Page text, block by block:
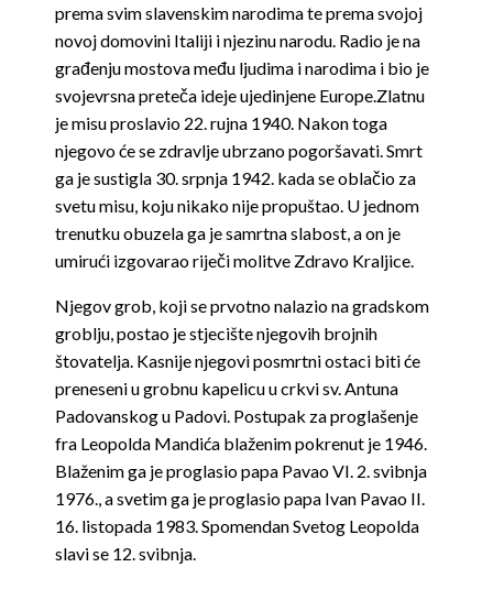
prema svim slavenskim narodima te prema svojoj
novoj domovini Italiji i njezinu narodu. Radio je na
građenju mostova među ljudima i narodima i bio je
svojevrsna preteča ideje ujedinjene Europe.Zlatnu
je misu proslavio 22. rujna 1940. Nakon toga
njegovo će se zdravlje ubrzano pogoršavati. Smrt
ga je sustigla 30. srpnja 1942. kada se oblačio za
svetu misu, koju nikako nije propuštao. U jednom
trenutku obuzela ga je samrtna slabost, a on je
umirući izgovarao riječi molitve Zdravo Kraljice.
Njegov grob, koji se prvotno nalazio na gradskom
groblju, postao je stjecište njegovih brojnih
štovatelja. Kasnije njegovi posmrtni ostaci biti će
preneseni u grobnu kapelicu u crkvi sv. Antuna
Padovanskog u Padovi. Postupak za proglašenje
fra Leopolda Mandića blaženim pokrenut je 1946.
Blaženim ga je proglasio papa Pavao VI. 2. svibnja
1976., a svetim ga je proglasio papa Ivan Pavao II.
16. listopada 1983. Spomendan Svetog Leopolda
slavi se 12. svibnja.